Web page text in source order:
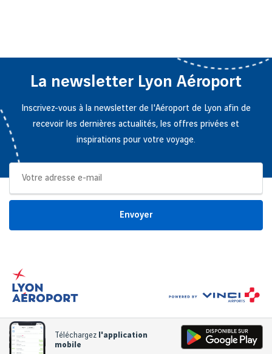
La newsletter Lyon Aéroport
Inscrivez-vous à la newsletter de l'Aéroport de Lyon afin de
recevoir les dernières actualités, les offres privées et
inspirations pour votre voyage.
Envoyer
Téléchargez l'application
mobile